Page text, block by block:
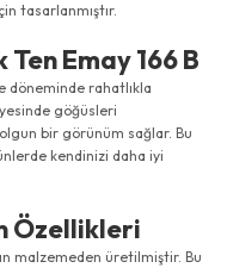
tasarlanmıştır.
Emay 166 B
döneminde rahatlıkla
göğüsleri
bir görünüm sağlar. Bu
kendinizi daha iyi
Özellikleri
malzemeden üretilmiştir. Bu